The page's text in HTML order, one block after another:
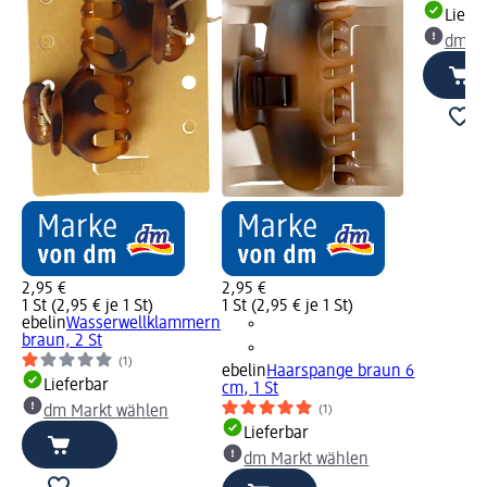
2,95 €
1 St (2,95 € je 1 St)
ebelinWasserwellklammern
braun, 2 St
(1)
Lieferbar
dm Markt wählen
2,95 €
1 St (2,95 € je 1 St)
ebelinHaarspange braun 6
cm, 1 St
(1)
Lieferbar
dm Markt wählen
dm